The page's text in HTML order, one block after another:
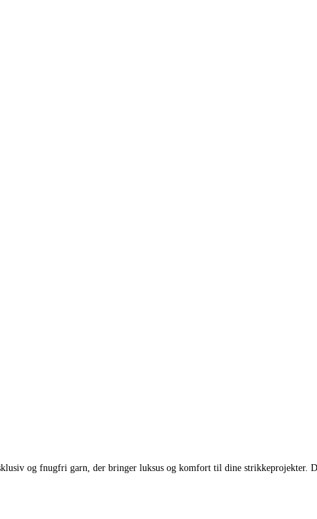
og fnugfri garn, der bringer luksus og komfort til dine strikkeprojekter.